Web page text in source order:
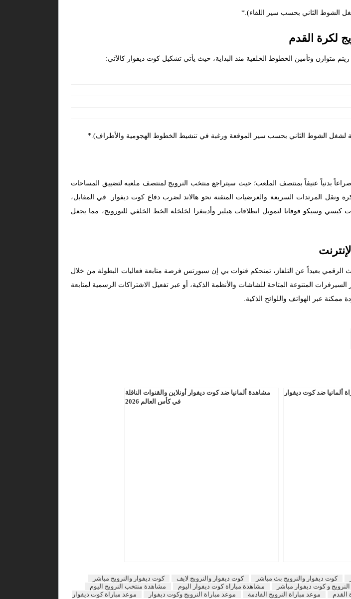
الشوط الثاني بحسب سير اللقاء).*
لكرة القدم
متوازن وتأمين الخطوط الخلفية منذ البداية، حيث يأتي تشكيل كوت ديفوار كالآتي:
لشغل الشوط الثاني بحسب سير الموقعة ورغبة في تنشيط الخطوط الهجومية والأطراف).*
بدنياً عنيفاً بمنتصف الملعب؛ حيث سيتراجع منتخب النرويج لمنتصف ملعبه لتضييق المساحات
ونقل المرتدات السريعة والعرضيات المتقنة نحو هالاند لضرب دفاع كوت ديفوار. في المقابل،
وسيكو فوفانا لتمويل انطلاقات هيلير وأدينغرا لخلخلة الخط الخلفي للنورويج، مما يجعل
بعيداً عن التلفاز، تمنحكم قنوات بي إن سبورتس فرصة متابعة فعاليات البطولة من خلال
السيرفرات المتنوعة المتاحة للشاشات والأنظمة الذكية، أو عبر تفعيل الاشتراكات الرسمية لمتابعة
ممكنة عبر الهواتف واللوائح الذكية.
ألمانيا ضد كوت ديفوار
مشاهدة ألمانيا ضد كوت ديفوار أونلاين والقنوات الناقلة
في كأس العالم 2026
كوت ديفوار والنرويج بث مباشر كوت ديفوار والنرويج لايف
كوت ديفوار والنرويج مباشر
و كوت ديفوار مباشر مشاهدة مباراة كوت ديفوار اليوم
مشاهدة منتخب النرويج اليوم
القدم موعد مباراة النرويج القادمة موعد مباراة النرويج وكوت ديفوار
موعد مباراة كوت ديفوار